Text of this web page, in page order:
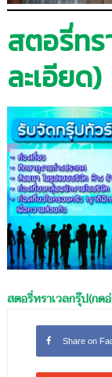
สตอรี่ทร
ละเอียด)
สตอรี่ทราเวลกรุ๊ป(กด
Share on